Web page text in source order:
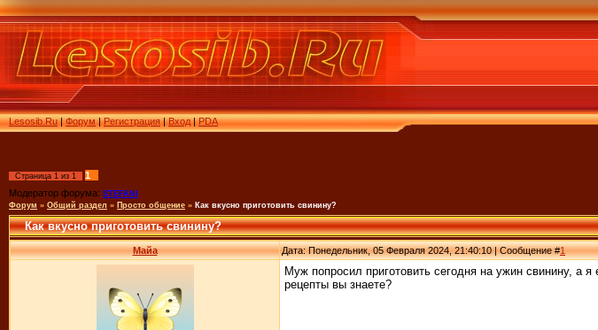
Lesosib.Ru|Форум|Регистрация|Вход|PDA
Страница 1 из 1
1
Модератор форума: STEFANI
Форум » Общий раздел » Просто общение » Как вкусно приготовить свинину?
Как вкусно приготовить свинину?
Майа Дата: Понедельник, 05 Февраля 2024, 21:40:10 | Сообщение #1
Муж попросил приготовить сегодня на ужин свинину, а
рецепты вы знаете?